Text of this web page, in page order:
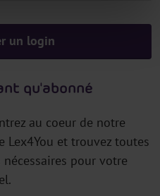
un login
qu'abonné
au coeur de notre
Lex4You et trouvez toutes
pour votre